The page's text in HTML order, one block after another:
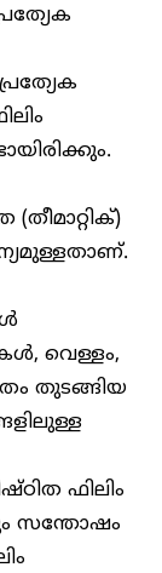
വെള്ളം,
തുടങ്ങിയ
ഫിലിം
സന്തോഷം